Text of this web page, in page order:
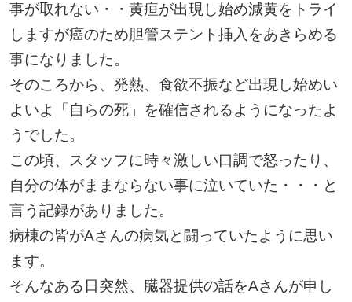
事が取れない・・黄疸が出現し始め減黄をトライ
しますが癌のため胆管ステント挿入をあきらめる
事になりました。
そのころから、発熱、食欲不振など出現し始めい
よいよ「自らの死」を確信されるようになったよ
うでした。
この頃、スタッフに時々激しい口調で怒ったり、
自分の体がままならない事に泣いていた・・・と
言う記録がありました。
病棟の皆がAさんの病気と闘っていたように思い
ます。
そんなある日突然、臓器提供の話をAさんが申し